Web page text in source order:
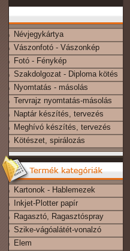
Névjegykártya
Vászonfotó - Vászonkép
Fotó - Fénykép
Szakdolgozat - Diploma kötés
Nyomtatás - másolás
Tervrajz nyomtatás-másolás
Naptár készítés, tervezés
Meghívó készítés, tervezés
Kötészet, spirálozás
Kartonok - Hablemezek
Inkjet-Plotter papír
Ragasztó, Ragasztóspray
Szike-vágóalátét-vonalzó
Elem